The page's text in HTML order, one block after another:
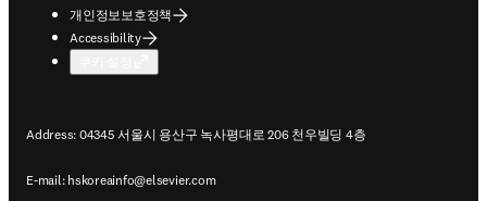
개인정보보호정책
Accessibility
Address: 04345 서울시 용산구 녹사평대로 206 천우빌딩 4층
E-mail: hskoreainfo@elsevier.com